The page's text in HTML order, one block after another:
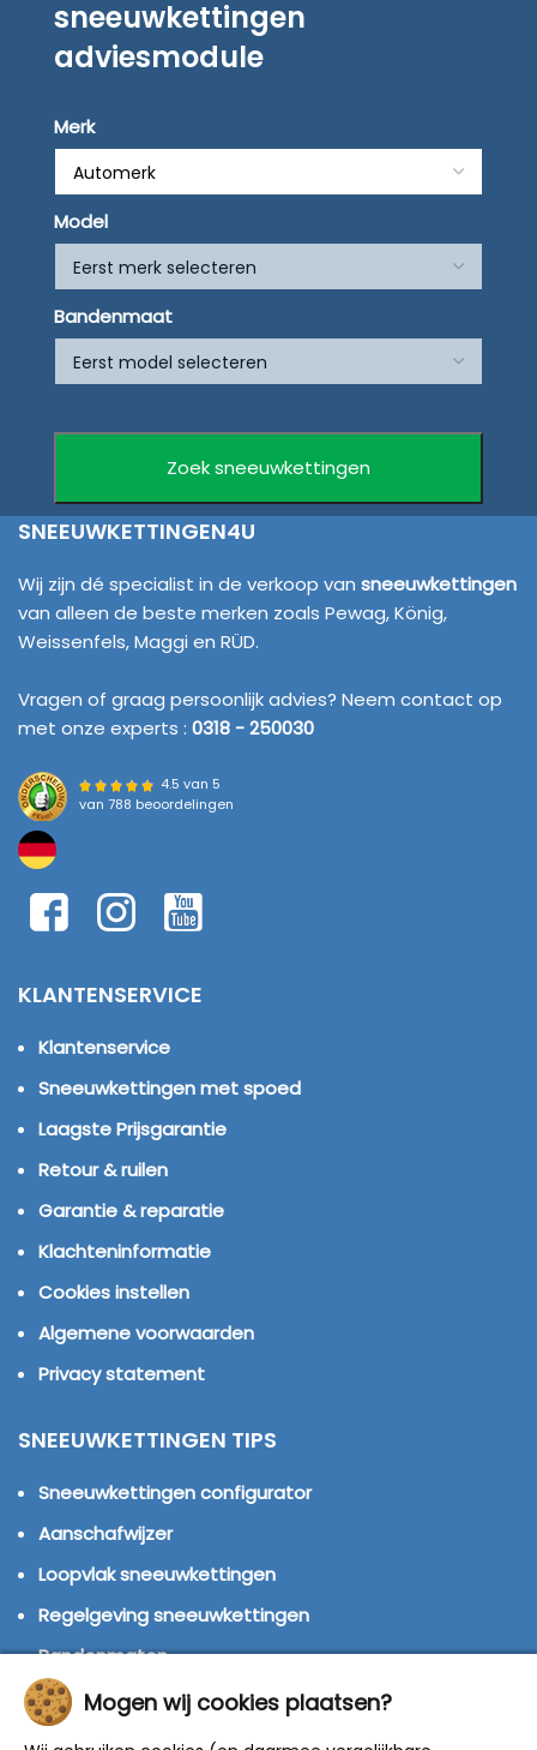
sneeuwkettingen
adviesmodule
Merk
Model
Bandenmaat
SNEEUWKETTINGEN4U
Wij zijn dé specialist in de verkoop van sneeuwkettingen
van alleen de beste merken zoals Pewag, König,
Weissenfels, Maggi en RÜD.
Vragen of graag persoonlijk advies? Neem contact op
met onze experts : 0318 - 250030
4.5 van 5
van 788 beoordelingen
KLANTENSERVICE
Klantenservice
Sneeuwkettingen met spoed
Laagste Prijsgarantie
Retour & ruilen
Garantie & reparatie
Klachteninformatie
Cookies instellen
Algemene voorwaarden
Privacy statement
SNEEUWKETTINGEN TIPS
Sneeuwkettingen configurator
Aanschafwijzer
Loopvlak sneeuwkettingen
Regelgeving sneeuwkettingen
Bandenmaten
Montage handleidingen
Mogen wij cookies plaatsen?